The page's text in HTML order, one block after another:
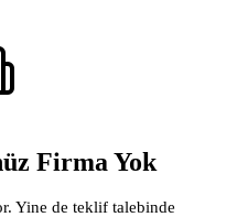
Firma Yok
Yine de teklif talebinde